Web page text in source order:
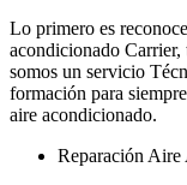
Lo primero es
acondicionado Carrier,
somos un servicio
formación para
aire acondicionado.
Reparación